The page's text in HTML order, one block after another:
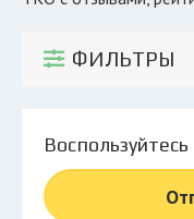
Экоблог
© 2026 Все права
ФИЛЬТРЫ